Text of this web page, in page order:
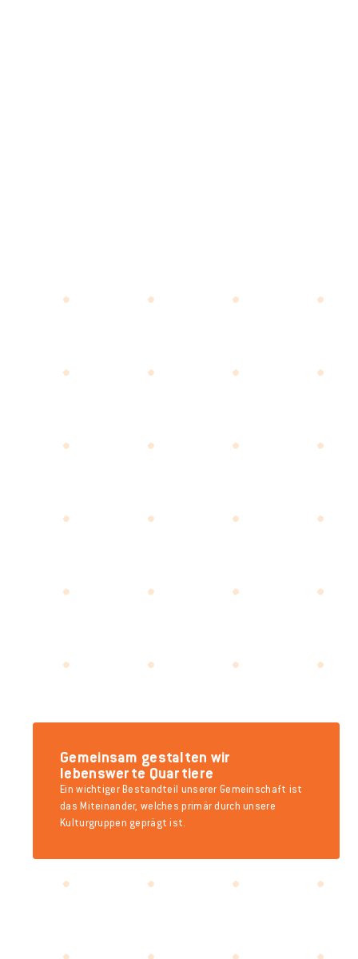
Gemeinsam gestalten wir
lebenswerte Quartiere
Ein wichtiger Bestandteil unserer Gemeinschaft ist
das Miteinander, welches primär durch unsere
Kulturgruppen geprägt ist.